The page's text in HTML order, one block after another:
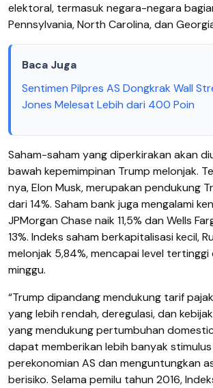
elektoral, termasuk negara-negara
Pennsylvania, North Carolina, dan
Baca Juga
Sentimen Pilpres AS Dongkrak Wall
Jones Melesat Lebih dari 400 Poin
Saham-saham yang diperkirakan akan
bawah kepemimpinan Trump melonjak.
nya, Elon Musk, merupakan pendukung
dari 14%. Saham bank juga mengalami
JPMorgan Chase naik 11,5% dan Wells
13%. Indeks saham berkapitalisasi kecil,
melonjak 5,84%, mencapai level tertinggi
minggu.
“Trump dipandang mendukung tarif
yang lebih rendah, deregulasi, dan
yang mendukung pertumbuhan
dapat memberikan lebih banyak
perekonomian AS dan menguntungkan
berisiko. Selama pemilu tahun 2016,